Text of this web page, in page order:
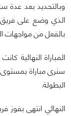
الذي وضع على
بالفعل من مواجهات
سنرى مباراة بمستوى
البطولة.